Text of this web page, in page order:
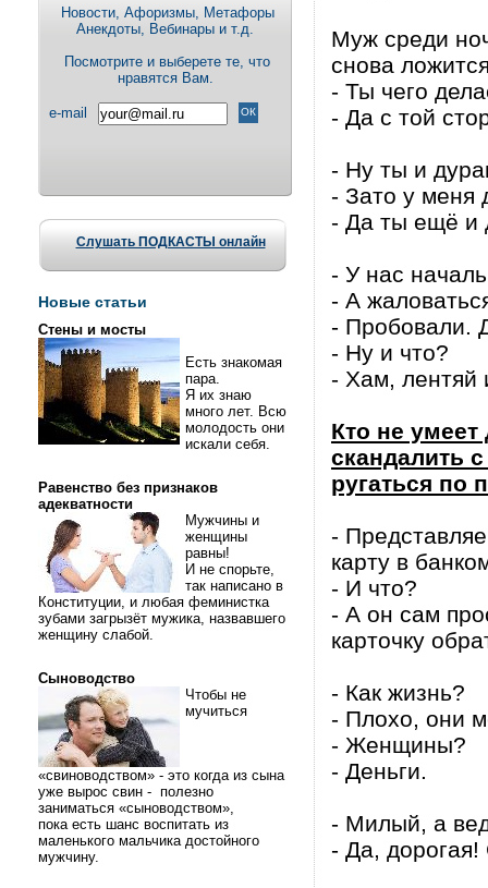
Новости, Aфоризмы, Метафоры
Анекдоты, Вебинары и т.д.
Посмотрите и выберете те, что
нравятся Вам.
e-mail
Слушать ПОДКАСТЫ онлайн
Новые статьи
Стены и мосты
Есть знакомая
пара.
Я их знаю
много лет. Всю
молодость они
искали себя.
Равенство без признаков
адекватности
Мужчины и
женщины
равны!
И не спорьте,
так написано в
Конституции, и любая феминистка
зубами загрызёт мужика, назвавшего
женщину слабой.
Сыноводство
Чтобы не
мучиться
«свиноводством» - это когда из сына
уже вырос свин - полезно
заниматься «сыноводством»,
пока есть шанс воспитать из
маленького мальчика достойного
мужчину.
Муж среди
снова
- Ты чего
- Да с той
- Ну ты и
- Зато у меня
- Да ты ещё и
- У нас
- А
- Пробовали.
- Ну и что?
- Хам, лентяй
Кто не умеет
скандалить
ругаться по
-
карту в
- И что?
- А он сам
карточку
- Как жизнь?
- Плохо, они
- Женщины?
- Деньги.
- Милый, а
- Да,